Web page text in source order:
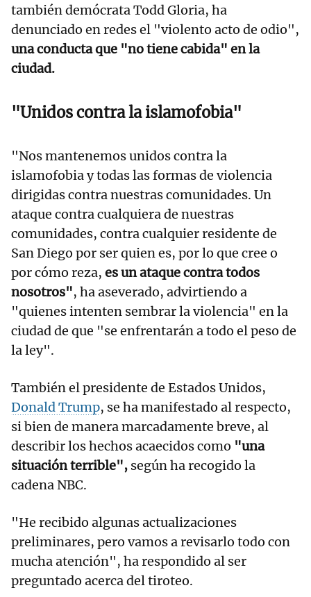
también demócrata Todd Gloria, ha
denunciado en redes el "violento acto de odio",
una conducta que "no tiene cabida" en la
ciudad.
"Unidos contra la islamofobia"
"Nos mantenemos unidos contra la
islamofobia y todas las formas de violencia
dirigidas contra nuestras comunidades. Un
ataque contra cualquiera de nuestras
comunidades, contra cualquier residente de
San Diego por ser quien es, por lo que cree o
por cómo reza, es un ataque contra todos
nosotros", ha aseverado, advirtiendo a
"quienes intenten sembrar la violencia" en la
ciudad de que "se enfrentarán a todo el peso de
la ley".
También el presidente de Estados Unidos,
Donald Trump, se ha manifestado al respecto,
si bien de manera marcadamente breve, al
describir los hechos acaecidos como "una
situación terrible", según ha recogido la
cadena NBC.
"He recibido algunas actualizaciones
preliminares, pero vamos a revisarlo todo con
mucha atención", ha respondido al ser
preguntado acerca del tiroteo.